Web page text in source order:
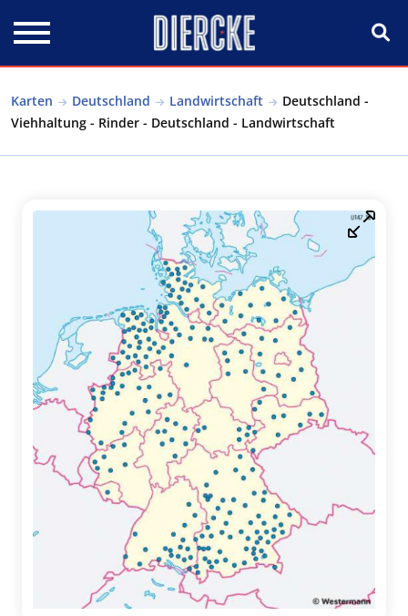
Karten Deutschland Landwirtschaft
Deutschland -
Viehhaltung - Rinder - Deutschland - Landwirtschaft